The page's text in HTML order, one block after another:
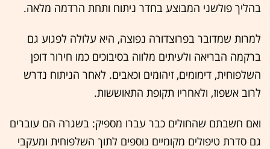
בהליך פולשני המבוצע בחדר ניתוח ותחת הרדמה מלאה.
למרות שמדובר בפרוצדורה נפוצה, היא עלולה לפגוע גם
ברקמה הבריאה ולעיתים מלווה בסיבוכים כמו חירור דופן
השלפוחית, דימומים, זיהומים וכאבים. לאחר הניתוח נדרש
לרוב אשפוז, ולאחריו תקופת התאוששות.
ואם חשבתם שהחולים כבר עברו מספיק: בשגרה הם עוברים
גם סדרת טיפולים מקומיים נוספים לתוך השלפוחית ומעקבי